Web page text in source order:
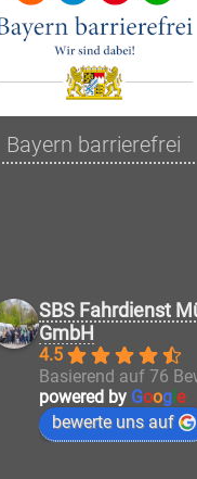
Bayern barrierefrei
SBS Fahrdienst
GmbH
4.5
Basierend auf 76
powered by Googl e
bewerte uns auf